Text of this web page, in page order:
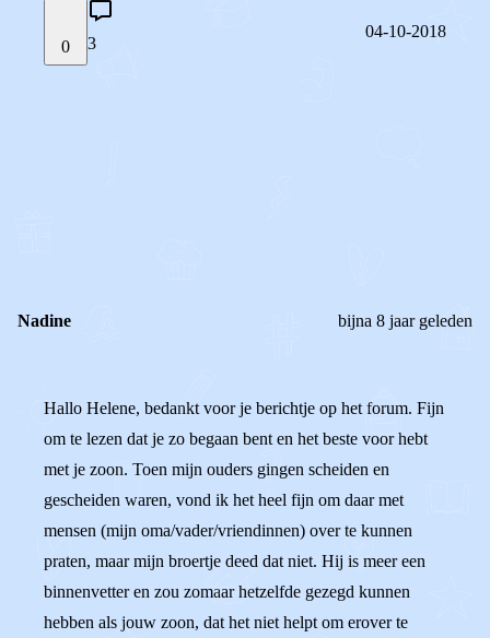
0 3
04-10-2018
Nadine bijna 8 jaar geleden
Hallo Helene, bedankt voor je berichtje op het forum. Fijn
om te lezen dat je zo begaan bent en het beste voor hebt
met je zoon. Toen mijn ouders gingen scheiden en
gescheiden waren, vond ik het heel fijn om daar met
mensen (mijn oma/vader/vriendinnen) over te kunnen
praten, maar mijn broertje deed dat niet. Hij is meer een
binnenvetter en zou zomaar hetzelfde gezegd kunnen
hebben als jouw zoon, dat het niet helpt om erover te